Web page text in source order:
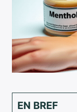
EN BREF